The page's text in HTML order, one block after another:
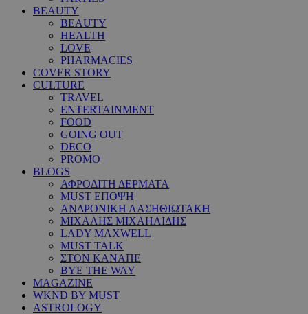
BEAUTY
BEAUTY
HEALTH
LOVE
PHARMACIES
COVER STORY
CULTURE
TRAVEL
ENTERTAINMENT
FOOD
GOING OUT
DECO
PROMO
BLOGS
ΑΦΡΟΔΙΤΗ ΔΕΡΜΑΤΑ
MUST ΕΠΟΨΗ
ΑΝΔΡΟΝΙΚΗ ΛΑΣΗΘΙΩΤΑΚΗ
ΜΙΧΑΛΗΣ ΜΙΧΑΗΛΙΔΗΣ
LADY MAXWELL
MUST TALK
ΣΤΟΝ ΚΑΝΑΠΕ
BYE THE WAY
MAGAZINE
WKND BY MUST
ASTROLOGY